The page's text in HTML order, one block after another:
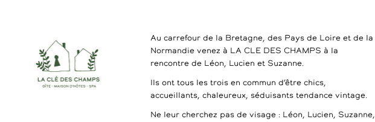
Au carrefour de la Bretagne, des Pays de Loire et de la
Normandie venez à LA CLE DES CHAMPS à la
rencontre de Léon, Lucien et Suzanne.
Ils ont tous les trois en commun d’être chics,
accueillants, chaleureux, séduisants tendance vintage.
Ne leur cherchez pas de visage : Léon, Lucien, Suzanne,